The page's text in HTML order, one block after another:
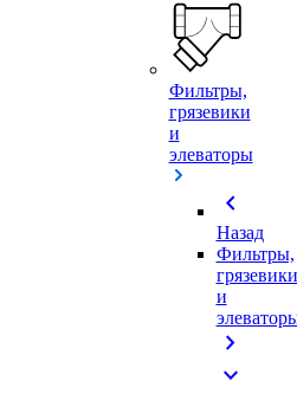
Фильтры,
грязевики
и
элеваторы
chevron_left
Назад
Фильтры,
грязевики
и
chevron_right
expand_more